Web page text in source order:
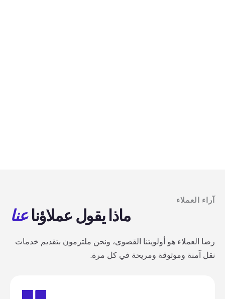
آراء العملاء
ماذا يقول عملاؤناعنا
رضا العملاء هو أولويتنا القصوى، ونحن ملتزمون بتقديم خدمات
نقل آمنة وموثوقة ومريحة في كل مرة.